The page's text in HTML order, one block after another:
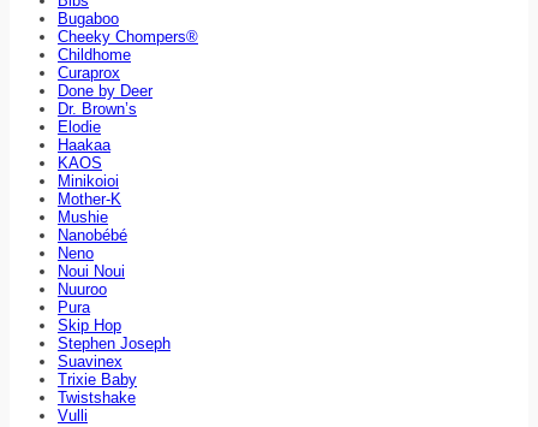
Bugaboo
Cheeky Chompers®
Childhome
Curaprox
Done by Deer
Dr. Brown’s
Elodie
Haakaa
KAOS
Minikoioi
Mother-K
Mushie
Nanobébé
Neno
Noui Noui
Nuuroo
Pura
Skip Hop
Stephen Joseph
Suavinex
Trixie Baby
Twistshake
Vulli